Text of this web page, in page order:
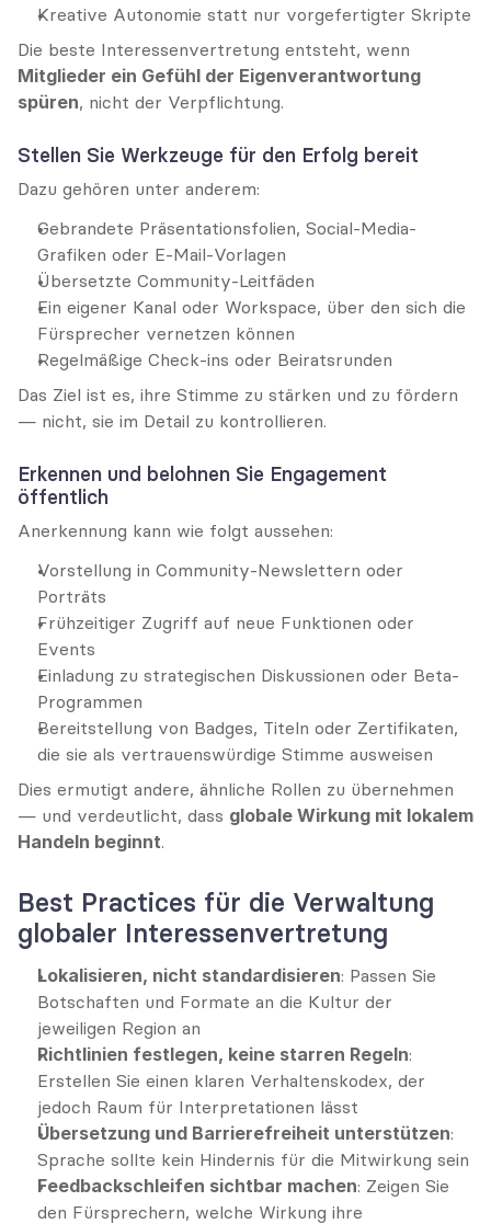
Kreative Autonomie statt nur vorgefertigter Skripte
Mitglieder ein Gefühl der Eigenverantwortung
spüren, nicht der Verpflichtung.
Stellen Sie Werkzeuge für den Erfolg bereit
Dazu gehören unter anderem:
Gebrandete Präsentationsfolien, Social-Media-
Grafiken oder E-Mail-Vorlagen
Übersetzte Community-Leitfäden
Ein eigener Kanal oder Workspace, über den sich die
Fürsprecher vernetzen können
Regelmäßige Check-ins oder Beiratsrunden
Das Ziel ist es, ihre Stimme zu stärken und zu fördern
— nicht, sie im Detail zu kontrollieren.
Erkennen und belohnen Sie Engagement
öffentlich
Anerkennung kann wie folgt aussehen:
Vorstellung in Community-Newslettern oder
Porträts
Frühzeitiger Zugriff auf neue Funktionen oder
Events
Einladung zu strategischen Diskussionen oder Beta-
Programmen
Bereitstellung von Badges, Titeln oder Zertifikaten,
die sie als vertrauenswürdige Stimme ausweisen
Dies ermutigt andere, ähnliche Rollen zu übernehmen
— und verdeutlicht, dass globale Wirkung mit lokalem
Handeln beginnt.
Best Practices für die Verwaltung
globaler Interessenvertretung
Lokalisieren, nicht standardisieren: Passen Sie
Botschaften und Formate an die Kultur der
jeweiligen Region an
Richtlinien festlegen, keine starren Regeln:
Erstellen Sie einen klaren Verhaltenskodex, der
jedoch Raum für Interpretationen lässt
Übersetzung und Barrierefreiheit unterstützen:
Sprache sollte kein Hindernis für die Mitwirkung sein
Feedbackschleifen sichtbar machen: Zeigen Sie
den Fürsprechern, welche Wirkung ihre